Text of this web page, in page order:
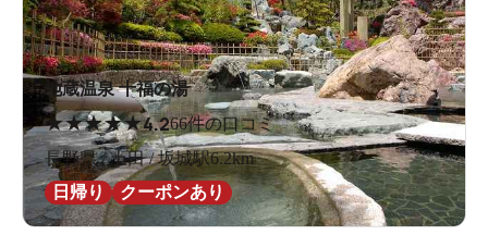
地蔵温泉 十福の湯
★★★★★4.266件の口コミ
長野県 / 上田 / 坂城駅6.2km
日帰り
クーポンあり